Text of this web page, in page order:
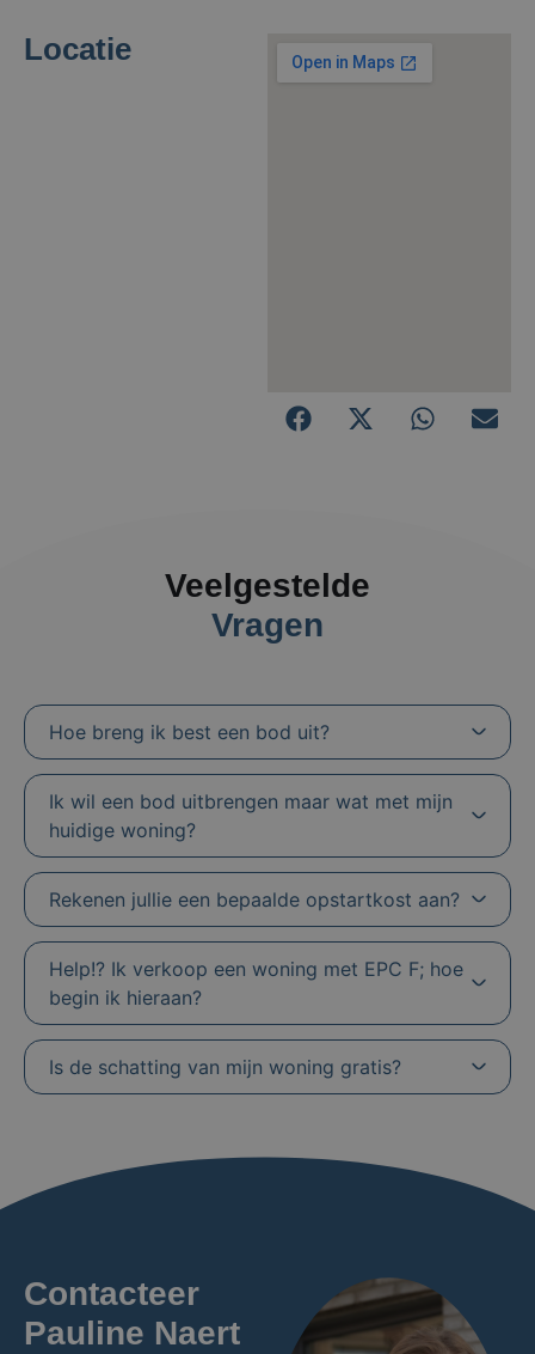
Locatie
Veelgestelde
Vragen
Hoe breng ik best een bod uit?
Ik wil een bod uitbrengen maar wat met mijn
huidige woning?
Rekenen jullie een bepaalde opstartkost aan?
Help!? Ik verkoop een woning met EPC F; hoe
begin ik hieraan?
Is de schatting van mijn woning gratis?
Contacteer
Pauline Naert